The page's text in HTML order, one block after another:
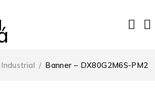
/ Banner – DX80G2M6S-PM2